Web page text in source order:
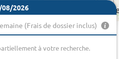
08/2026
(Frais de dossier inclus)
à votre recherche.